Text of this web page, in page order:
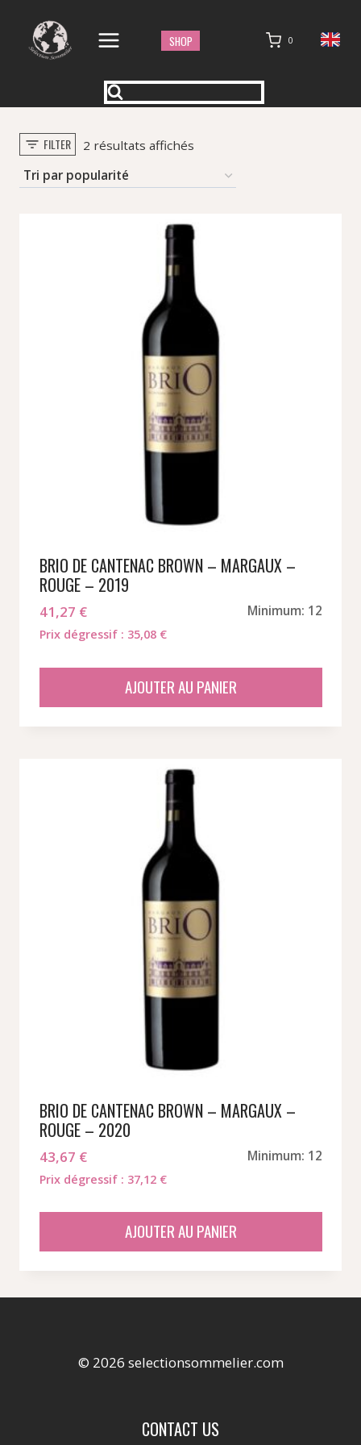
contenu
SHOP 0
FILTER 2 résultats affichésTrié
popularité
BRIO DE CANTENAC BROWN – MARGAUX –
ROUGE – 2019
41,27 € Minimum: 12
Prix dégressif : 35,08 €
AJOUTER AU PANIER
BRIO DE CANTENAC BROWN – MARGAUX –
ROUGE – 2020
43,67 € Minimum: 12
Prix dégressif : 37,12 €
AJOUTER AU PANIER
© 2026 selectionsommelier.com
CONTACT US